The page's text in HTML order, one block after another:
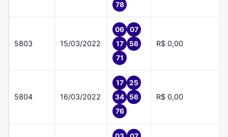
78
5803 15/03/2022
06
07
17
56
71
R$ 0,00
5804 16/03/2022
17
25
34
56
76
R$ 0,00